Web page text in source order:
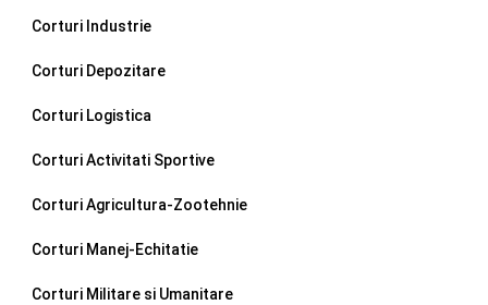
Corturi Industrie
Corturi Depozitare
Corturi Logistica
Corturi Activitati Sportive
Corturi Agricultura-Zootehnie
Corturi Manej-Echitatie
Corturi Militare si Umanitare